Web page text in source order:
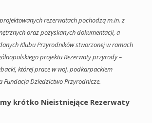
rezerwatach pochodzą m.in. z
oraz pozyskanych dokumentacji, a
Klubu Przyrodników stworzonej w ramach
projektu Rezerwaty przyrody –
której prace w woj. podkarpackiem
Fundacja Dziedzictwo Przyrodnicze.
krótko Nieistniejące Rezerwaty